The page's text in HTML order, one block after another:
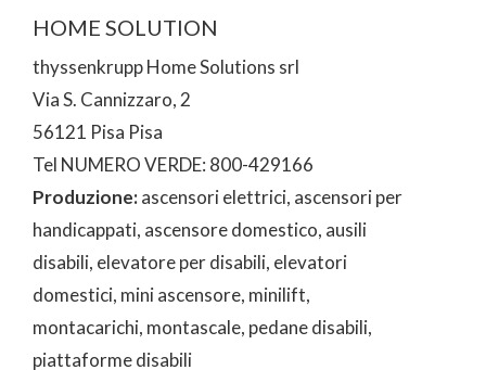
HOME SOLUTION
thyssenkrupp Home Solutions srl
Via S. Cannizzaro, 2
56121 Pisa Pisa
Tel NUMERO VERDE: 800-429166
Produzione:ascensori elettrici, ascensori per
handicappati, ascensore domestico, ausili
disabili, elevatore per disabili, elevatori
domestici, mini ascensore, minilift,
montacarichi, montascale, pedane disabili,
piattaforme disabili